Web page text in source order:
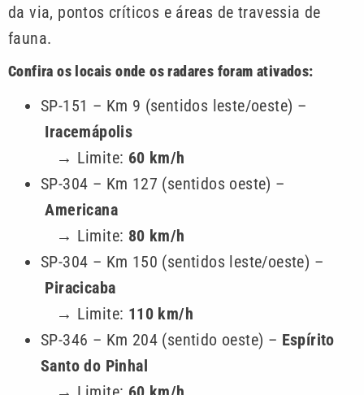
da via, pontos críticos e áreas de travessia de
fauna.
Confira os locais onde os radares foram ativados:
SP-151 – Km 9 (sentidos leste/oeste) –
Iracemápolis
→ Limite: 60 km/h
SP-304 – Km 127 (sentidos oeste) –
Americana
→ Limite: 80 km/h
SP-304 – Km 150 (sentidos leste/oeste) –
Piracicaba
→ Limite: 110 km/h
SP-346 – Km 204 (sentido oeste) – Espírito
Santo do Pinhal